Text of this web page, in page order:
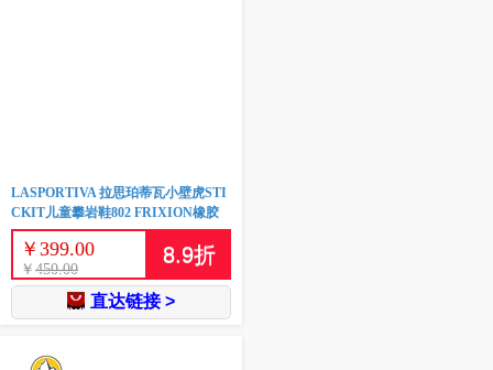
LASPORTIVA 拉思珀蒂瓦小壁虎STI
CKIT儿童攀岩鞋802 FRIXION橡胶
￥ 399.00
￥ 450.00
8.9折
直达链接 >